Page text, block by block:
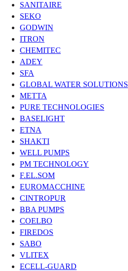
SANITAIRE
SEKO
GODWIN
ITRON
CHEMITEC
ADEY
SFA
GLOBAL WATER SOLUTIONS
METTA
PURE TECHNOLOGIES
BASELIGHT
ETNA
SHAKTI
WELL PUMPS
PM TECHNOLOGY
F.EL.SOM
EUROMACCHINE
CINTROPUR
BBA PUMPS
COELBO
FIREDOS
SABO
VLITEX
ECELL-GUARD